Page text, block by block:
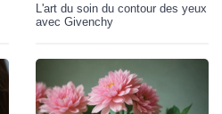
L'art du soin du contour des yeux
avec Givenchy